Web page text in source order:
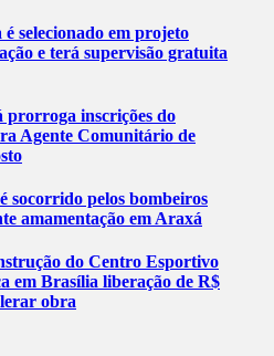
selecionado em projeto
e terá supervisão gratuita
inscrições do
Agente Comunitário de
socorrido pelos bombeiros
amamentação em Araxá
do Centro Esportivo
em Brasília liberação de R$
obra